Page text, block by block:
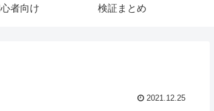
者向け 検証まとめ
2021.12.25